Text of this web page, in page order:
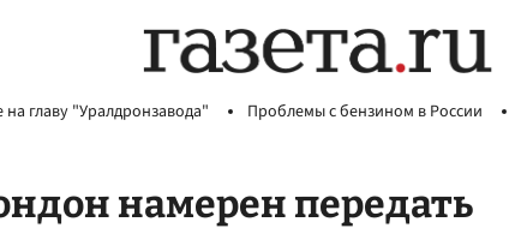
главу "Уралдронзавода" Проблемы с бензином в России
намерен передать